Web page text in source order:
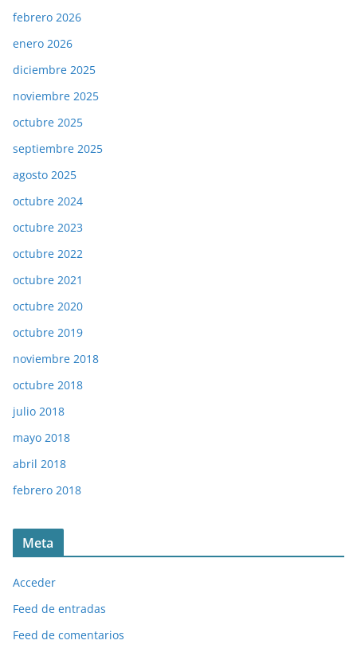
febrero 2026
enero 2026
diciembre 2025
noviembre 2025
octubre 2025
septiembre 2025
agosto 2025
octubre 2024
octubre 2023
octubre 2022
octubre 2021
octubre 2020
octubre 2019
noviembre 2018
octubre 2018
julio 2018
mayo 2018
abril 2018
febrero 2018
Meta
Acceder
Feed de entradas
Feed de comentarios